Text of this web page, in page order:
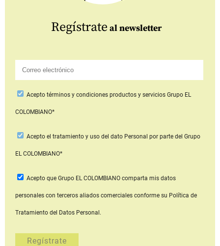
Regístrate al newsletter
Aceptotérminos y condiciones productos y serviciosGrupo EL
COLOMBIANO*
Acepto el tratamiento y uso del dato Personal por parte del Grupo
EL COLOMBIANO*
Acepto que Grupo EL COLOMBIANOcomparta mis datos
personales con terceros aliados comerciales conforme su Política de
Tratamiento del Datos Personal.